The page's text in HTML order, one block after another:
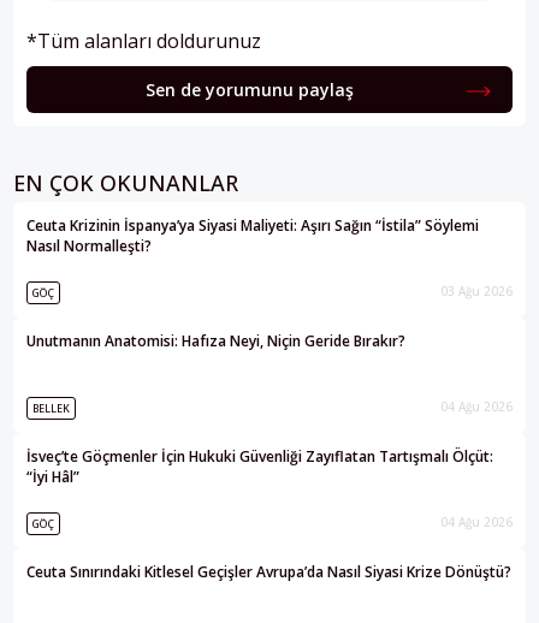
*Tüm alanları doldurunuz
Sen de yorumunu paylaş
EN ÇOK OKUNANLAR
Ceuta Krizinin İspanya’ya Siyasi Maliyeti: Aşırı Sağın “İstila” Söylemi
Nasıl Normalleşti?
GÖÇ 03 Ağu 2026
Unutmanın Anatomisi: Hafıza Neyi, Niçin Geride Bırakır?
BELLEK 04 Ağu 2026
İsveç’te Göçmenler İçin Hukuki Güvenliği Zayıflatan Tartışmalı Ölçüt:
“İyi Hâl”
GÖÇ 04 Ağu 2026
Ceuta Sınırındaki Kitlesel Geçişler Avrupa’da Nasıl Siyasi Krize Dönüştü?